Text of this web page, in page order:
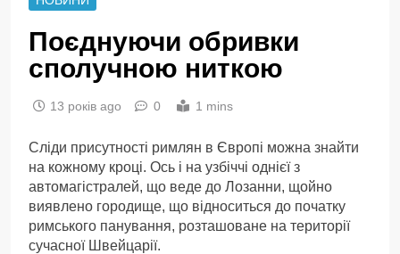
Поєднуючи обривки
сполучною ниткою
13 років ago 0 1 mins
Сліди присутності римлян в Європі можна знайти
на кожному кроці. Ось і на узбіччі однієї з
автомагістралей, що веде до Лозанни, щойно
виявлено городище, що відноситься до початку
римського панування, розташоване на території
сучасної Швейцарії.